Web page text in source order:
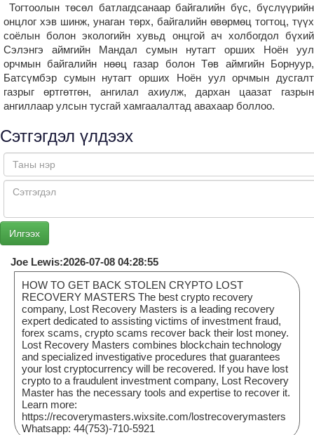
Тогтоолын төсөл батлагдсанаар байгалийн бүс, бүслүүрийн
онцлог хэв шинж, унаган төрх, байгалийн өвөрмөц тогтоц, түүх
соёлын болон экологийн хувьд онцгой ач холбогдол бүхий
Сэлэнгэ аймгийн Мандал сумын нутагт орших Ноён уул
орчмын байгалийн нөөц газар болон Төв аймгийн Борнуур,
Батсүмбэр сумын нутагт орших Ноён уул орчмын дусгалт
газрыг өртгөтгөн, ангилал ахиулж, дархан цаазат газрын
ангиллаар улсын тусгай хамгаалалтад авахаар боллоо.
Сэтгэгдэл үлдээх
Joe Lewis:2026-07-08 04:28:55
HOW TO GET BACK STOLEN CRYPTO LOST
RECOVERY MASTERS The best crypto recovery
company, Lost Recovery Masters is a leading recovery
expert dedicated to assisting victims of investment fraud,
forex scams, crypto scams recover back their lost money.
Lost Recovery Masters combines blockchain technology
and specialized investigative procedures that guarantees
your lost cryptocurrency will be recovered. If you have lost
crypto to a fraudulent investment company, Lost Recovery
Master has the necessary tools and expertise to recover it.
Learn more:
https://recoverymasters.wixsite.com/lostrecoverymasters
Whatsapp: 44(753)-710-5921